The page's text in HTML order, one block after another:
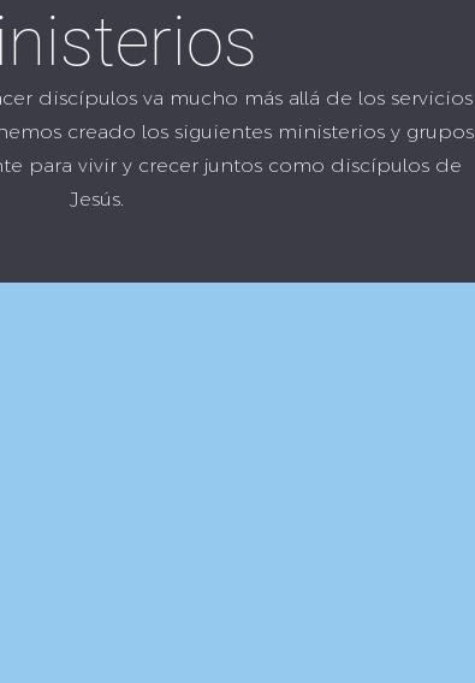
discípulos va mucho más allá de los servicios
creado los siguientes ministerios y grupos
para vivir y crecer juntos como discípulos de
Jesús.